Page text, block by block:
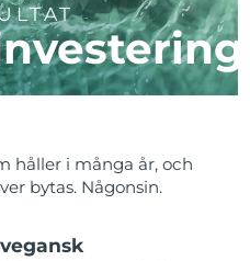
håller i många år, och
bytas. Någonsin.